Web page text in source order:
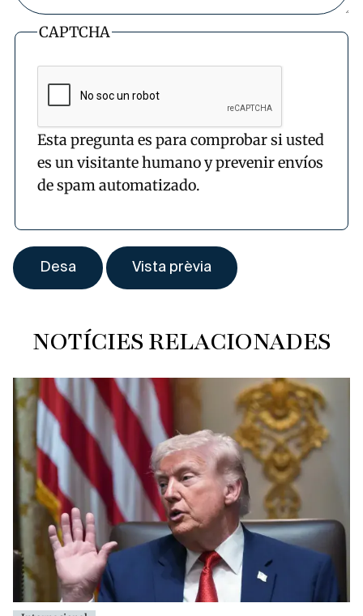
CAPTCHA
Esta pregunta es para comprobar si usted
es un visitante humano y prevenir envíos
de spam automatizado.
NOTÍCIES RELACIONADES